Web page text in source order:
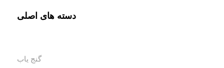
دسته های اصلی
گنج یاب